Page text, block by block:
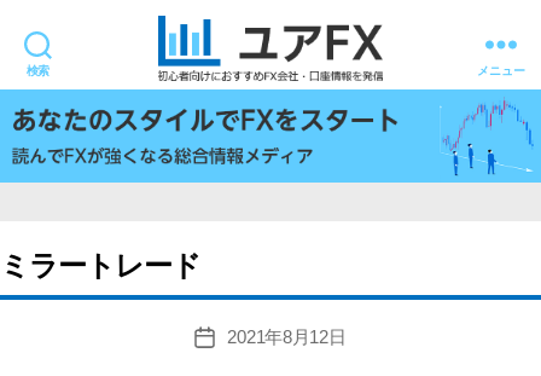
検索
ユ
ア
FX
メニュー
ミラートレード
投
2021年8月12日